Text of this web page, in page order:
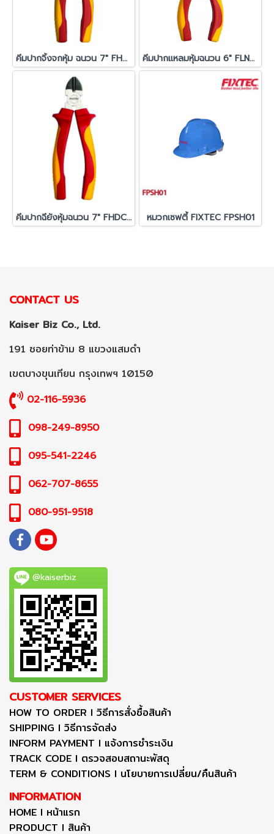
คีมปากจิ้งจกหุ้ม ฉนวน 7" FHCP207 คีมปากแหลมหุ้มฉนวน 6" FLNP206
คีมปากฉียังหุ้มฉนวน 7" FHDCP207 หมวกเซฟตี้ FIXTEC FPSH01
CONTACT US
Kaiser Biz Co., Ltd.
191 ซอยท่าข้าม 8 แขวงแสมดำ
เขตบางขุนเทียน กรุงเทพฯ 10150
02-116-5936
098-249-8950
095-541-2246
062-707-8655
080-951-9518
@kaiserbiz
CUSTOMER SERVICES
HOW TO ORDER I วิธีการสั่งซื้อสินค้า
SHIPPING I วิธีการจัดส่ง
INFORM PAYMENT I แจ้งการชำระเงิน
TRACK CODE I ตรวจสอบสถานะพัสดุ
TERM & CONDITIONS I นโยบายการเปลี่ยน/คืนสินค้า
INFORMATION
HOME I หน้าแรก
PRODUCT I สินค้า